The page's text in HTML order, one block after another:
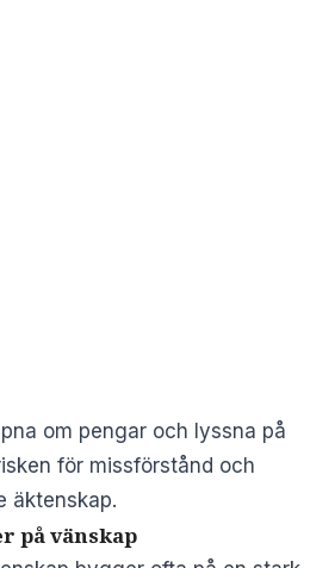
om pengar och lyssna på
för missförstånd och
äktenskap.
på vänskap